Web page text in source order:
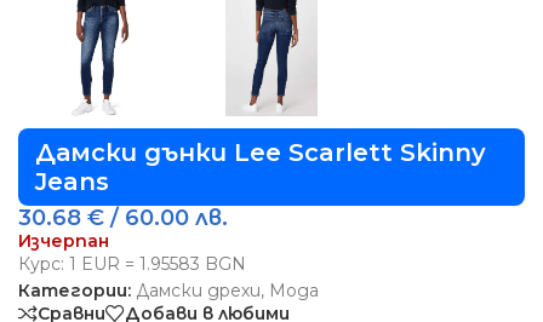
Дамски дънки Lee Scarlett Skinny
Jeans
30.68 € / 60.00 лв.
Изчерпан
Курс: 1 EUR = 1.95583 BGN
Категории: Дамски дрехи, Мода
Сравни
Добави в любими